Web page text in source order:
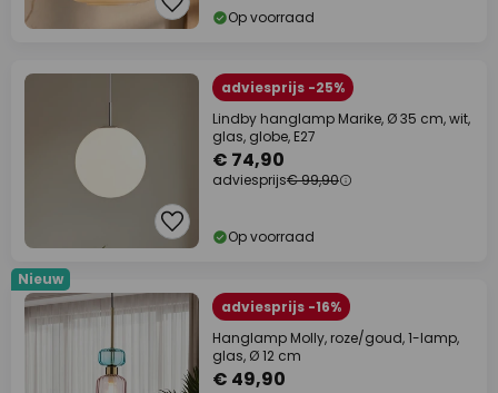
Op voorraad
adviesprijs -25%
Lindby hanglamp Marike, Ø 35 cm, wit,
glas, globe, E27
€ 74,90
adviesprijs€ 99,90
Op voorraad
Nieuw
adviesprijs -16%
Hanglamp Molly, roze/goud, 1-lamp,
glas, Ø 12 cm
€ 49,90